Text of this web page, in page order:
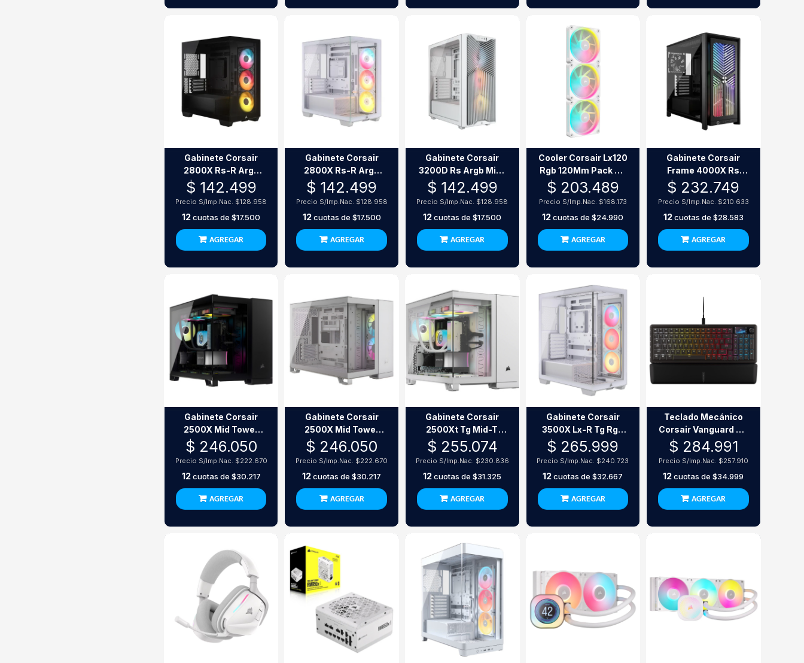
Gabinete Corsair
2800X Rs-R Argb
Micro-Atx 3 Fanes
Negro
$ 142.499
Precio S/Imp.Nac. $128.958
12cuotas de$17.500
AGREGAR
Gabinete Corsair
2800X Rs-R Argb
Micro-Atx 3 Fanes
Blanco
$ 142.499
Precio S/Imp.Nac. $128.958
12cuotas de $17.500
AGREGAR
Gabinete Corsair
3200D Rs Argb Mid-
Tower 3 Fanes
Blanco
$ 142.499
Precio S/Imp.Nac. $128.958
12cuotas de$17.500
AGREGAR
Cooler Corsair Lx120
Rgb 120Mm Pack X3
Icue Link White
$ 203.489
Precio S/Imp.Nac. $168.173
12cuotas de$24.990
AGREGAR
Gabinete Corsair
Frame 4000X Rs
Mid-Tower Black
$ 232.749
Precio S/Imp.Nac. $210.633
12cuotas de $28.583
AGREGAR
Gabinete Corsair
2500X Mid Tower
Icue Rgb Black
$ 246.050
Precio S/Imp.Nac. $222.670
12cuotas de $30.217
AGREGAR
Gabinete Corsair
2500X Mid Tower
Icue Rgb White
$ 246.050
Precio S/Imp.Nac. $222.670
12cuotas de$30.217
AGREGAR
Gabinete Corsair
2500Xt Tg Mid-T
White
$ 255.074
Precio S/Imp.Nac. $230.836
12cuotas de$31.325
AGREGAR
Gabinete Corsair
3500X Lx-R Tg Rgb
White
$ 265.999
Precio S/Imp.Nac. $240.723
12cuotas de$32.667
AGREGAR
Teclado Mecánico
Corsair Vanguard 96
Rgb Switches Mlx
Plasma 8000Hz
$ 284.991
Precio S/Imp.Nac. $257.910
12cuotas de$34.999
AGREGAR